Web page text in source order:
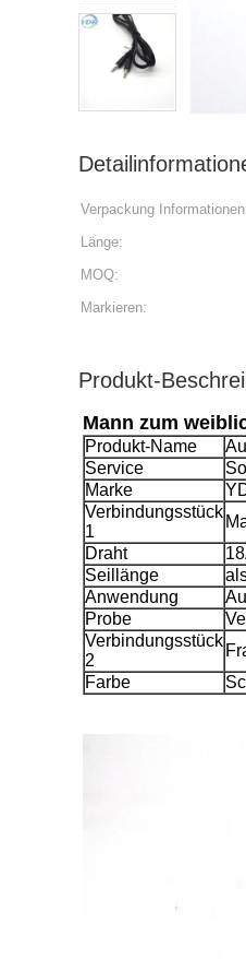
Verpackung
Länge:
MOQ:
Markieren:
Produkt-
Mann zum
Produkt-Name
Service
Marke
Verbindungsstück
1
Draht
Seillänge
Anwendung
Probe
Verbindungsstück
2
Farbe